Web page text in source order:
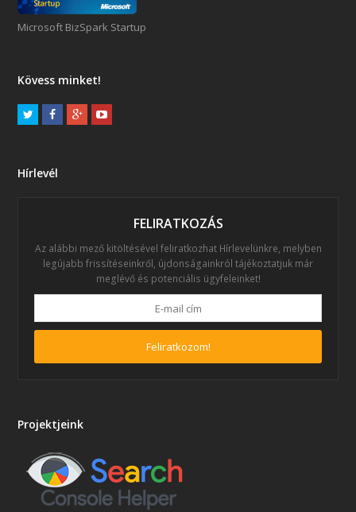
Microsoft BizSpark Startup
Kövess minket!
Hírlevél
FELIRATKOZÁS
Az alábbi mező kitöltésével feliratkozhat Hírlevelünkre, melyben
legújabb frissítéseinkről, újdonságainkról tájékoztatjuk már
meglévő és potenciális ügyfeleinket!
Feliratkozom!
Projektjeink